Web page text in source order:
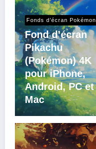
Fonds d’écran Pokémon
Fond d’écran
Pikachu
(Pokémon) 4K
pour iPhone,
Android, PC et
Mac